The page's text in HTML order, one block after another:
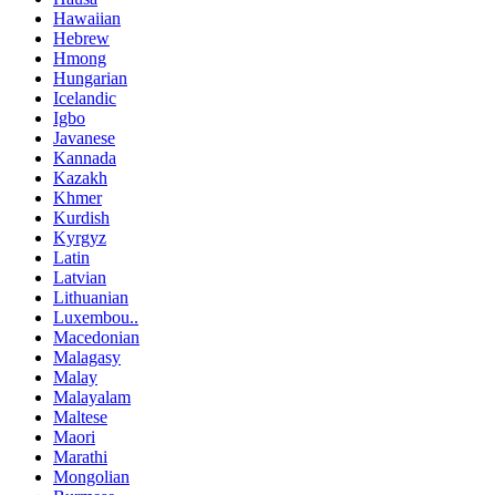
Hawaiian
Hebrew
Hmong
Hungarian
Icelandic
Igbo
Javanese
Kannada
Kazakh
Khmer
Kurdish
Kyrgyz
Latin
Latvian
Lithuanian
Luxembou..
Macedonian
Malagasy
Malay
Malayalam
Maltese
Maori
Marathi
Mongolian